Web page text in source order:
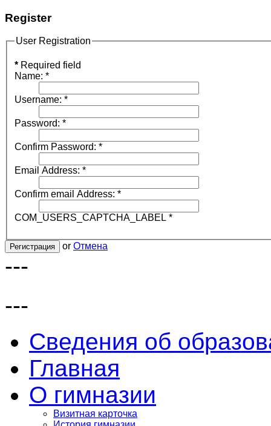
Register
User Registration
* Required field
Name: *
Username: *
Password: *
Confirm Password: *
Email Address: *
Confirm email Address: *
COM_USERS_CAPTCHA_LABEL *
Регистрация or Отмена
---
---
Сведения об
Главная
О гимназии
Визитная карточка